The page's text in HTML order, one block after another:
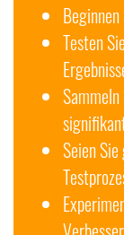
Testen
Seien